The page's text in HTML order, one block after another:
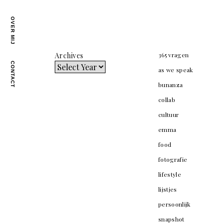
OVER MIJ
CONTACT
Archives
365 vragen
as we speak
bunanza
collab
cultuur
emma
food
fotografie
lifestyle
lijstjes
persoonlijk
snapshot